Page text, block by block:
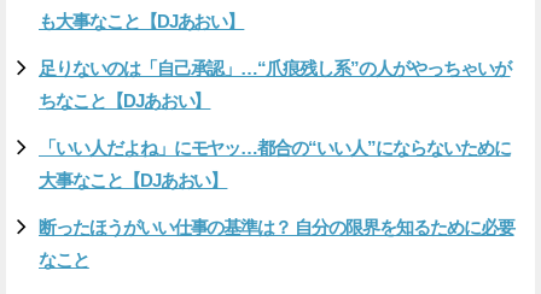
も大事なこと【DJあおい】
足りないのは「自己承認」…“爪痕残し系”の人がやっちゃいが
ちなこと【DJあおい】
「いい人だよね」にモヤッ…都合の“いい人”にならないために
大事なこと【DJあおい】
断ったほうがいい仕事の基準は？ 自分の限界を知るために必要
なこと